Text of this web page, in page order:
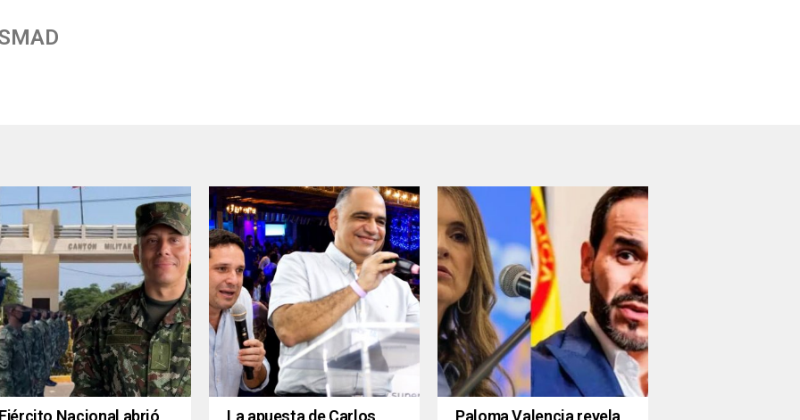
Ejército Nacional abrió La apuesta de Carlos Paloma Valencia revela